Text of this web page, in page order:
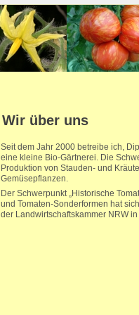
Wir über uns
Seit dem Jahr 2000 betreibe ich,
eine kleine Bio-Gärtnerei. Die
Produktion von Stauden- und
Gemüsepflanzen.
Der Schwerpunkt „Historische
und Tomaten-Sonderformen hat
der Landwirtschaftskammer NRW